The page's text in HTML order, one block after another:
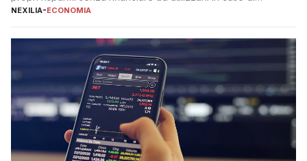
necessità. A differenza delle forme vincolate tradizionali,
flessibilità e rendimento. Come funzionano […]
NEXILIA-ECONOMIA